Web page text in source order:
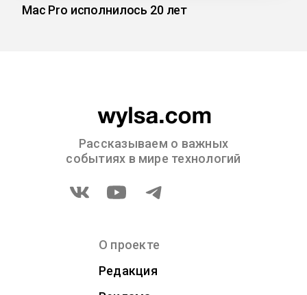
Mac Pro исполнилось 20 лет
Рассказываем о важных
событиях в мире технологий
О проекте
Редакция